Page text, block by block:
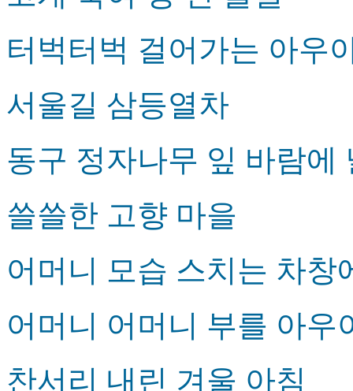
터벅터벅 걸어가는 아우
서울길 삼등열차
동구 정자나무 잎 바람에
쓸쓸한 고향 마을
어머니 모습 스치는 차창
어머니 어머니 부를 아우
찬서리 내린 겨울 아침